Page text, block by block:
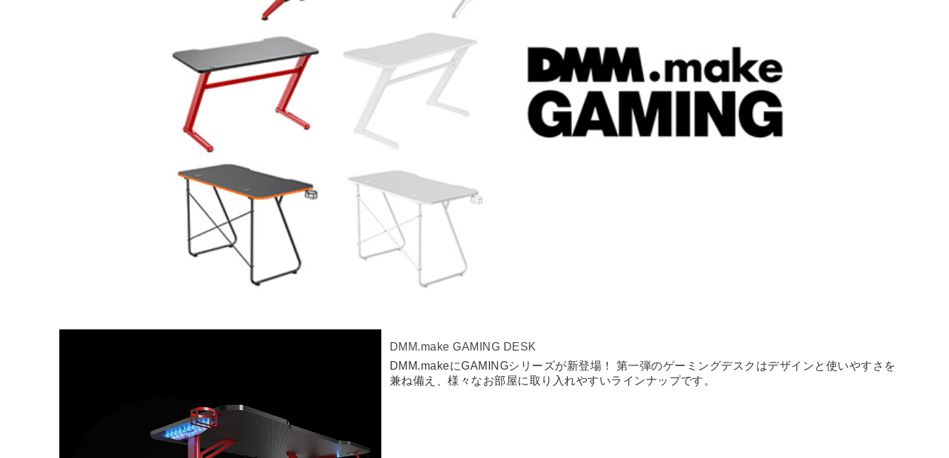
DMM.make GAMING DESK
DMM.makeにGAMINGシリーズが新登場！ 第一弾のゲーミングデスクはデザインと使いやすさを
兼ね備え、様々なお部屋に取り入れやすいラインナップです。